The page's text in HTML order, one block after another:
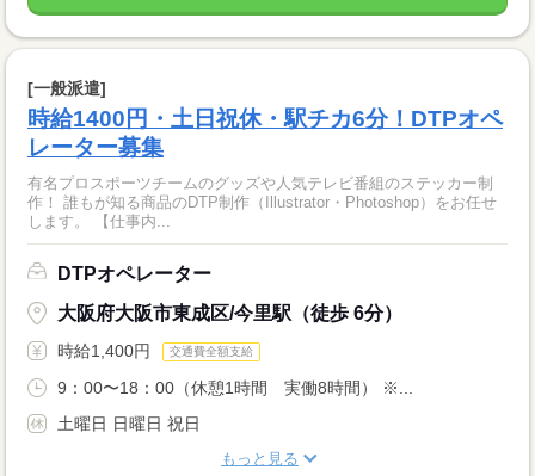
[一般派遣]
時給1400円・土日祝休・駅チカ6分！DTPオペ
レーター募集
有名プロスポーツチームのグッズや人気テレビ番組のステッカー制
作！ 誰もが知る商品のDTP制作（Illustrator・Photoshop）をお任せ
します。 【仕事内...
DTPオペレーター
大阪府大阪市東成区/今里駅（徒歩 6分）
時給1,400円 交通費全額支給
9：00〜18：00（休憩1時間 実働8時間） ※...
土曜日 日曜日 祝日
もっと見る